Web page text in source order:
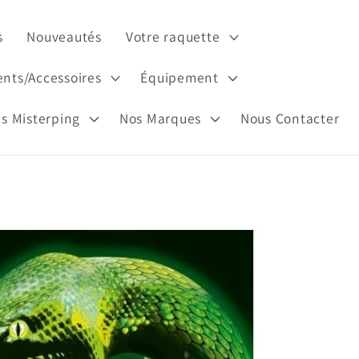
Nouveautés Votre raquette
Accessoires Équipement
Misterping Nos Marques Nous Contacter